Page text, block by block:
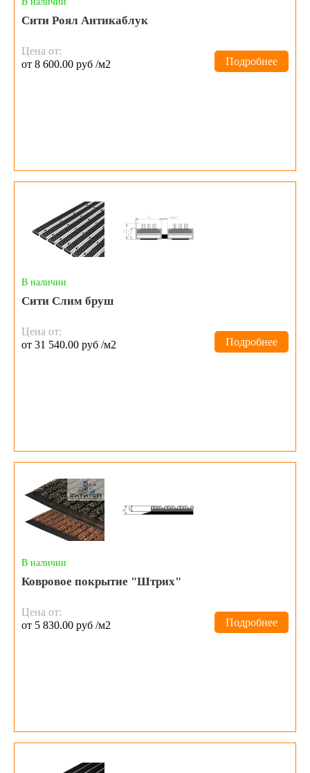
Сити Роял Антикаблук
Цена от:
от 8 600.00 руб /м2
Подробнее
В наличии
Сити Слим бруш
Цена от:
от 31 540.00 руб /м2
Подробнее
В наличии
Ковровое покрытие "Штрих"
Цена от:
от 5 830.00 руб /м2
Подробнее